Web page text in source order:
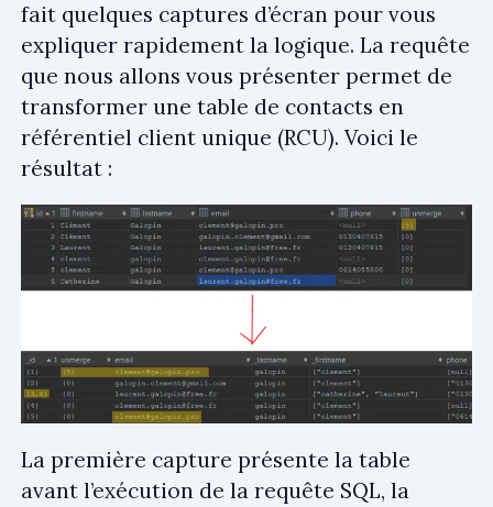
fait quelques captures d’écran pour vous
expliquer rapidement la logique. La requête
que nous allons vous présenter permet de
transformer une table de contacts en
référentiel client unique (RCU). Voici le
résultat :
La première capture présente la table
avant l’exécution de la requête SQL, la